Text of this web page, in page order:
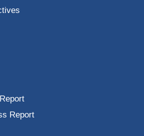
Report